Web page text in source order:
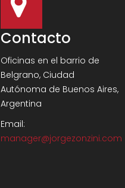
Contacto
Oficinas en el barrio de
Belgrano, Ciudad
Autónoma de Buenos Aires,
Argentina
Email:
manager@jorgezonzini.com